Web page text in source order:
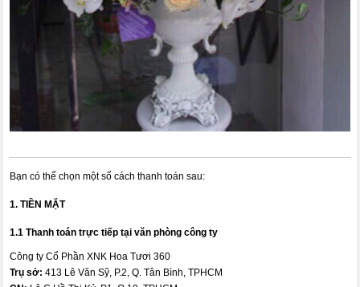
Bạn có thể chọn một số cách thanh toán sau:
1. TIỀN MẶT
1.1 Thanh toán trực tiếp tại văn phòng công ty
Công ty Cổ Phần XNK Hoa Tươi 360
Trụ sở: 413 Lê Văn Sỹ, P.2, Q. Tân Bình, TPHCM